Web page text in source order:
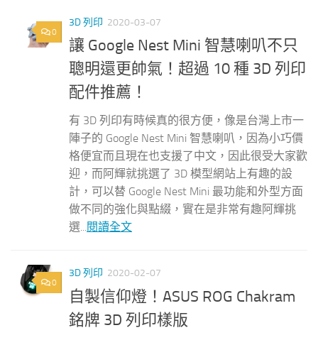
0
3D 列印 2020-03-07
讓 Google Nest Mini 智慧喇叭不只
聰明還更帥氣！超過 10 種 3D 列印
配件推薦！
有 3D 列印有時候真的很方便，像是台灣上市一
陣子的 Google Nest Mini 智慧喇叭，因為小巧價
格便宜而且現在也支援了中文，因此很受大家歡
迎，而阿輝就挑選了 3D 模型網站上有趣的設
計，可以替 Google Nest Mini 最功能和外型方面
做不同的強化與點綴，實在是非常有趣阿輝挑
選...閱讀全文
0
3D 列印 2020-02-07
自製信仰燈！ASUS ROG Chakram
銘牌 3D 列印樣版